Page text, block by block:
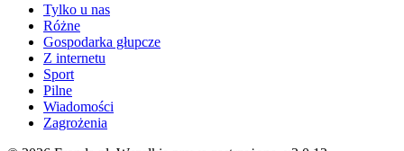
Tylko u nas
Różne
Gospodarka głupcze
Z internetu
Sport
Pilne
Wiadomości
Zagrożenia